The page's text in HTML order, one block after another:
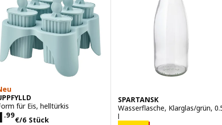
für Eis, helltürkis
.99
€/6 Stück1.99€/6 Stück
SPARTANSK
Wasserflasche, Klarglas/grün,
l